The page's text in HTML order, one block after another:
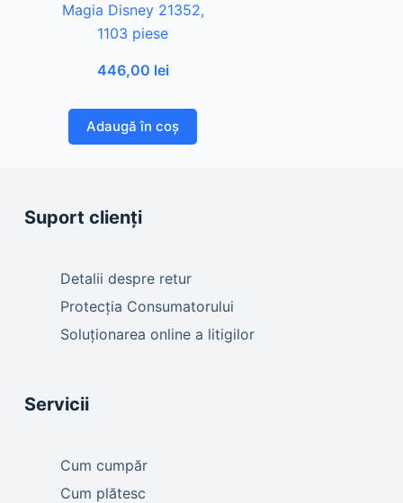
Magia Disney 21352,
1103 piese
446,00 lei
Adaugă în coș
Suport clienți
Detalii despre retur
Protecția Consumatorului
Soluționarea online a litigilor
Servicii
Cum cumpăr
Cum plătesc